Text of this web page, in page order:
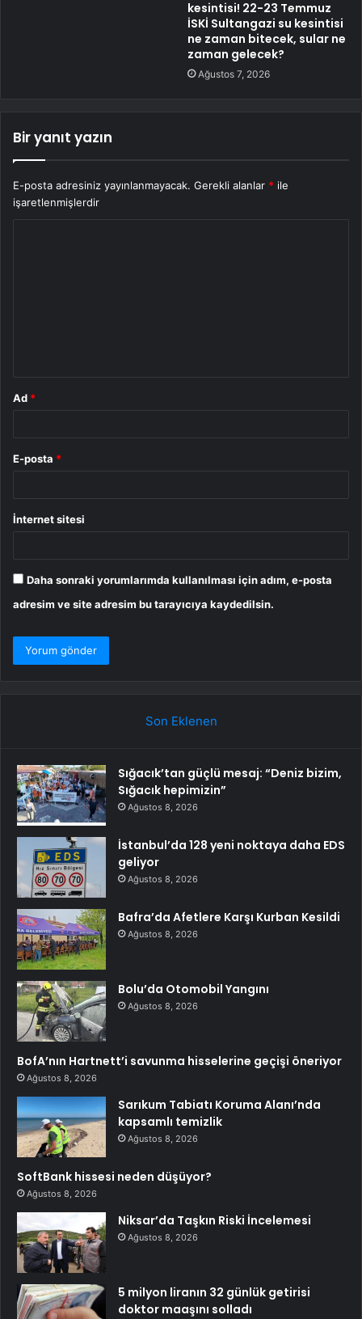
kesintisi! 22-23 Temmuz
İSKİ Sultangazi su kesintisi
ne zaman bitecek, sular ne
zaman gelecek?
Ağustos 7, 2026
Bir yanıt yazın
E-posta adresiniz yayınlanmayacak. Gerekli alanlar * ile
işaretlenmişlerdir
Ad *
E-posta *
İnternet sitesi
Daha sonraki yorumlarımda kullanılması için adım, e-posta
adresim ve site adresim bu tarayıcıya kaydedilsin.
Son Eklenen
Sığacık’tan güçlü mesaj: “Deniz bizim,
Sığacık hepimizin”
Ağustos 8, 2026
İstanbul’da 128 yeni noktaya daha EDS
geliyor
Ağustos 8, 2026
Bafra’da Afetlere Karşı Kurban Kesildi
Ağustos 8, 2026
Bolu’da Otomobil Yangını
Ağustos 8, 2026
BofA’nın Hartnett’i savunma hisselerine geçişi öneriyor
Ağustos 8, 2026
Sarıkum Tabiatı Koruma Alanı’nda
kapsamlı temizlik
Ağustos 8, 2026
SoftBank hissesi neden düşüyor?
Ağustos 8, 2026
Niksar’da Taşkın Riski İncelemesi
Ağustos 8, 2026
5 milyon liranın 32 günlük getirisi
doktor maaşını solladı